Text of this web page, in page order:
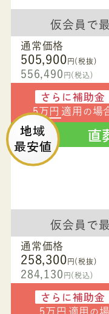
仮会員で
通常価格
505,900 円(税抜)
556,490 円(税込)
さらに補助金
5万円 適用 の 場
地域
最安値
直
仮会員で
通常価格
258,300 円(税抜)
284,130 円(税込)
さらに補助金
5万円 適用 の